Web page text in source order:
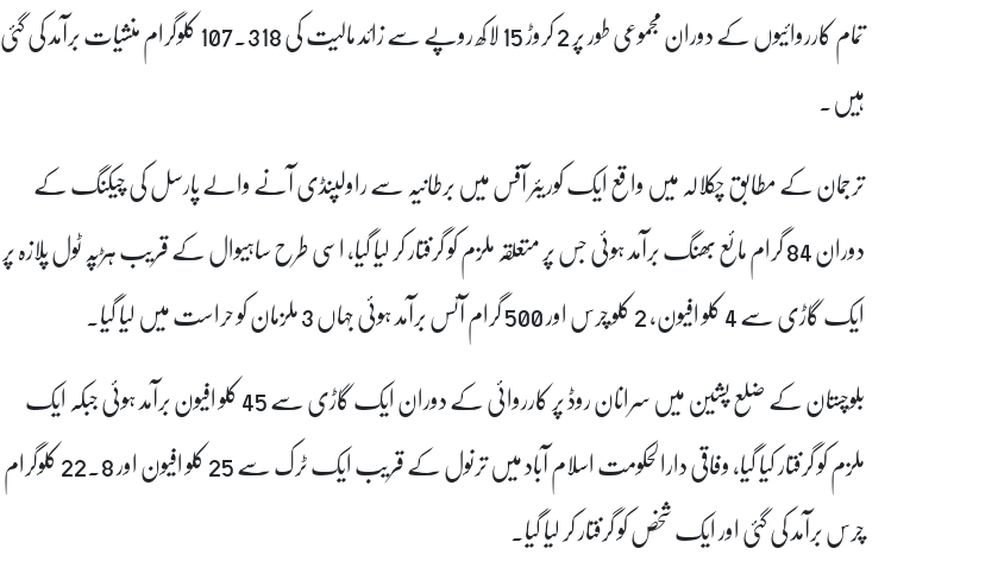
تمام کارروائیوں کے دوران مجموعی طور پر 2 کروڑ 15 لاکھ روپے سے زائد مالیت کی 107.318 کلوگرام منشیات برآمد کی گئی
ہیں۔
ترجمان کے مطابق چکلالہ میں واقع ایک کوریئر آفس میں برطانیہ سے راولپنڈی آنے والے پارسل کی چیکنگ کے
دوران 84 گرام مائع بھنگ برآمد ہوئی جس پر متعلقہ ملزم کو گرفتار کر لیا گیا، اسی طرح ساہیوال کے قریب ہڑپہ ٹول پلازہ پر
ایک گاڑی سے 4 کلو افیون، 2 کلو چرس اور 500 گرام آئس برآمد ہوئی جہاں 3 ملزمان کو حراست میں لیا گیا۔
بلوچستان کے ضلع پشین میں سرانان روڈ پر کارروائی کے دوران ایک گاڑی سے 45 کلو افیون برآمد ہوئی جبکہ ایک
ملزم کو گرفتار کیا گیا، وفاقی دارالحکومت اسلام آباد میں ترنول کے قریب ایک ٹرک سے 25 کلو افیون اور 22.8 کلوگرام
چرس برآمد کی گئی اور ایک شخص کو گرفتار کر لیا گیا۔